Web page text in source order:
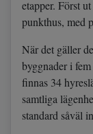
etapper. Först
punkthus, med
När det gäller
byggnader i
finnas 34
samtliga
standard såväl